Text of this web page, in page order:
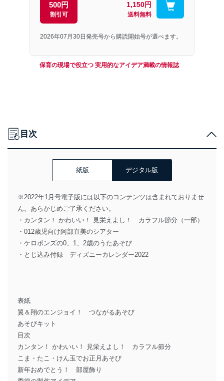
500円
割引可
1,150円
送料無料
2026年07月30日発売号から購読開始号が選べます。
保育の現場で役立つ 実用的なアイデア満載の情報誌
目次
紙版 デジタル版
※2022年1月号電子版には以下のコンテンツは含まれておりませ
ん。あらかじめご了承ください。
・カンタン！ かわいい！ 見栄えよし！ カラフル節分（一部）
・012歳児向け阿部直美のシアター
・ケロポンズの0、1、2歳のうたあそび
・とじ込み付録 ディズニーカレンダー2022
表紙
翼＆翔のエンジョイ！ つながるあそび
あそびキット
目次
カンタン！ かわいい！ 見栄えよし！ カラフル節分
こま・たこ・けん玉でお正月あそび
新年おめでとう！ 部屋飾り